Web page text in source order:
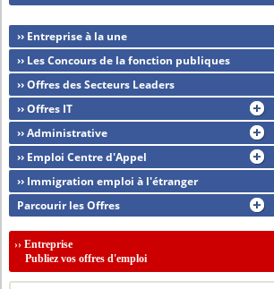
›› Entreprise à la une
›› Les Concours de la fonction publiques
›› Offres des Secteurs Leaders
›› Offres IT
›› Administrative
›› Emploi Centre d'Appel
›› Immigration emploi à l'étranger
Parcourir les Offres
››Entreprise
Publiez vos offres d'emploi